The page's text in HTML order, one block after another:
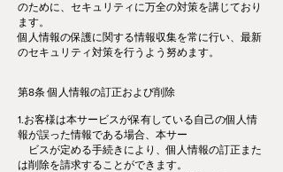
のために、セキュリティに万全の対策を講じており
ます。
個人情報の保護に関する情報収集を常に行い、最新
のセキュリティ対策を行うよう努めます。
第8条 個人情報の訂正および削除
1.お客様は本サービスが保有している自己の個人情
報が誤った情報である場合、本サー
ビスが定める手続きにより、個人情報の訂正また
は削除を請求することができます。